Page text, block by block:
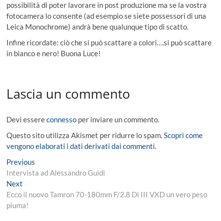
possibilità di poter lavorare in post produzione ma se la vostra
fotocamera lo consente (ad esempio se siete possessori di una
Leica Monochrome) andrà bene qualunque tipo di scatto.
Infine ricordate: ciò che si può scattare a colori….si può scattare
in bianco e nero! Buona Luce!
Lascia un commento
Devi essereconnesso per inviare un commento.
Questo sito utilizza Akismet per ridurre lo spam.Scopri come
vengono elaborati i dati derivati dai commenti.
Navigazione
articoli
Previous
post:
Intervista ad Alessandro Guidi
Next
post:
Ecco il nuovo Tamron 70-180mm F/2.8 Di III VXD un vero peso
piuma!